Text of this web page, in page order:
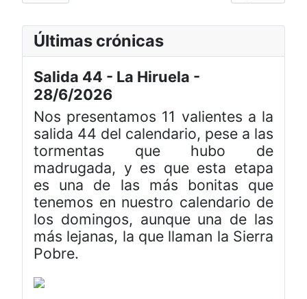
Últimas crónicas
Salida 44 - La Hiruela -
28/6/2026
Nos presentamos 11 valientes a la
salida 44 del calendario, pese a las
tormentas que hubo de
madrugada, y es que esta etapa
es una de las más bonitas que
tenemos en nuestro calendario de
los domingos, aunque una de las
más lejanas, la que llaman la Sierra
Pobre.